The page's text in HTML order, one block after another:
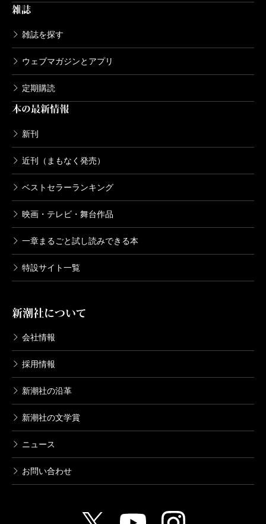
雑誌
雑誌を探す
ウェブマガジンとアプリ
定期購読
本の最新情報
新刊
近刊（まもなく発売）
ベストセラーランキング
映画・テレビ・舞台作品
一章まるごと試し読みできる本
特設サイト一覧
新潮社について
会社情報
採用情報
新潮社の沿革
新潮社の文学賞
ニュース
お問い合わせ